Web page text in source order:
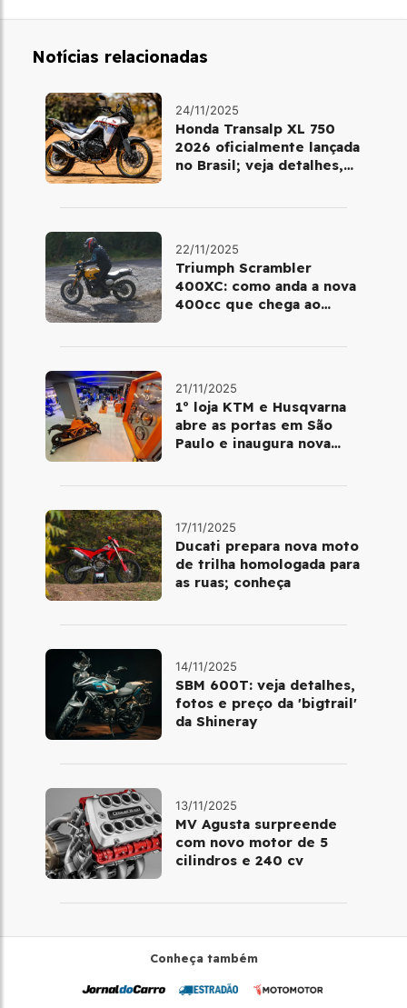
Notícias relacionadas
24/11/2025
Honda Transalp XL 750
2026 oficialmente lançada
no Brasil; veja detalhes,
22/11/2025
Triumph Scrambler
400XC: como anda a nova
400cc que chega ao
21/11/2025
1º loja KTM e Husqvarna
abre as portas em São
Paulo e inaugura nova
17/11/2025
Ducati prepara nova moto
de trilha homologada para
as ruas; conheça
14/11/2025
SBM 600T: veja detalhes,
fotos e preço da 'bigtrail'
da Shineray
13/11/2025
MV Agusta surpreende
com novo motor de 5
cilindros e 240 cv
Conheça também